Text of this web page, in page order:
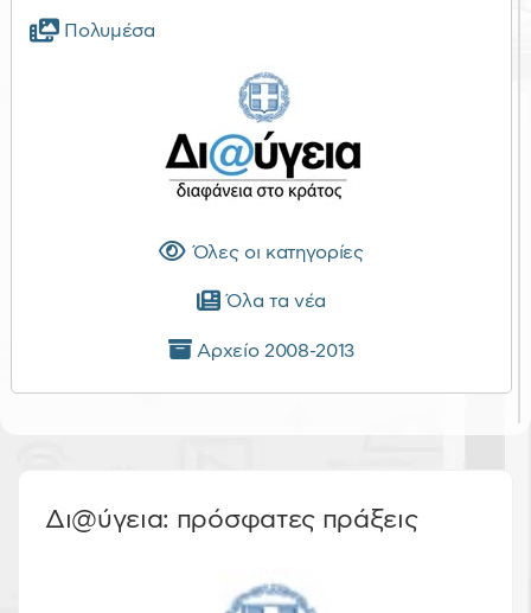
Πολυμέσα
Όλες οι κατηγορίες
Όλα τα νέα
Αρχείο 2008-2013
Δι@ύγεια: πρόσφατες πράξεις